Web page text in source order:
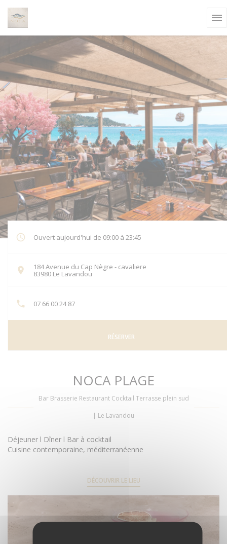
Ouvert aujourd'hui de 09:00 à 23:45
184 Avenue du Cap Nègre - cavaliere
83980 Le Lavandou ((ouvre une nouvelle fenêtre))
07 66 00 24 87
RÉSERVER
NOCA PLAGE
Bar Brasserie Restaurant Cocktail Terrasse plein sud
| Le Lavandou
Déjeuner l Dîner l Bar à cocktail
Cuisine contemporaine, méditerranéenne
DÉCOUVRIR LE LIEU